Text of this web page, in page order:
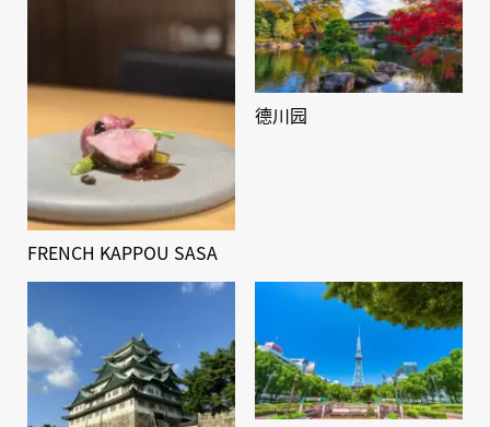
FRENCH KAPPOU SASA
德川园